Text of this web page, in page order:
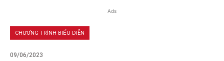
Ads
CHƯƠNG TRÌNH BIỂU DIỄN
09/06/2023